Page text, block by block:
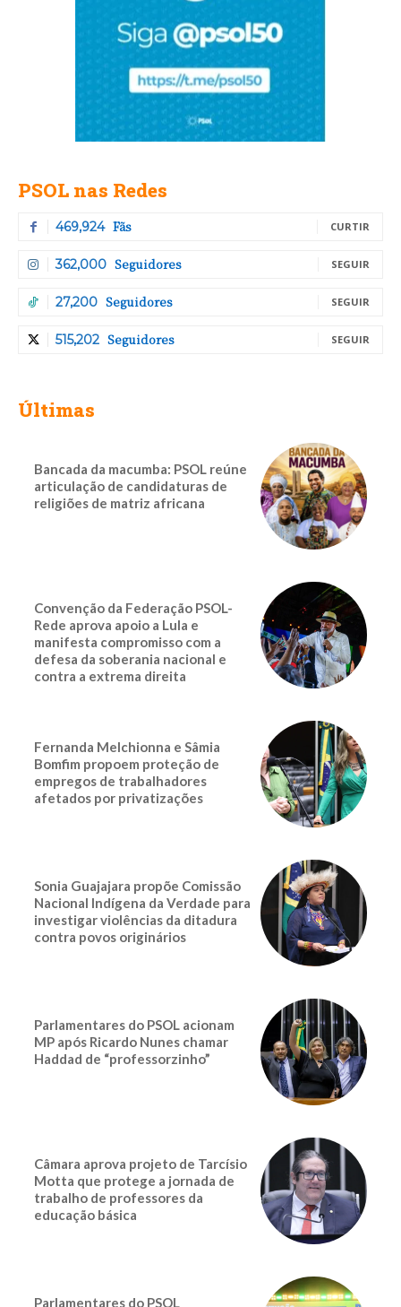
PSOL nas Redes
469,924 Fãs CURTIR
362,000 Seguidores SEGUIR
27,200 Seguidores SEGUIR
515,202 Seguidores SEGUIR
Últimas
Bancada da macumba: PSOL reúne
articulação de candidaturas de
religiões de matriz africana
Convenção da Federação PSOL-
Rede aprova apoio a Lula e
manifesta compromisso com a
defesa da soberania nacional e
contra a extrema direita
Fernanda Melchionna e Sâmia
Bomfim propoem proteção de
empregos de trabalhadores
afetados por privatizações
Sonia Guajajara propõe Comissão
Nacional Indígena da Verdade para
investigar violências da ditadura
contra povos originários
Parlamentares do PSOL acionam
MP após Ricardo Nunes chamar
Haddad de “professorzinho”
Câmara aprova projeto de Tarcísio
Motta que protege a jornada de
trabalho de professores da
educação básica
Parlamentares do PSOL